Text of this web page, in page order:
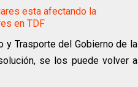
esta afectando la
en TDF
y Trasporte del Gobierno de la
se los puede volver a